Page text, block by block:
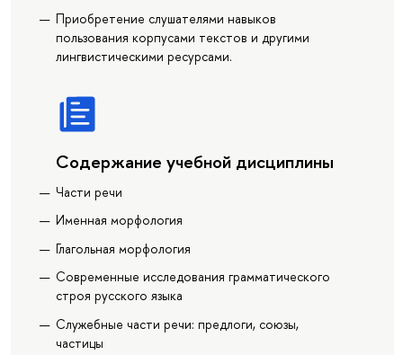
Приобретение слушателями навыков
пользования корпусами текстов и другими
лингвистическими ресурсами.
Содержание учебной дисциплины
Части речи
Именная морфология
Глагольная морфология
Современные исследования грамматического
строя русского языка
Служебные части речи: предлоги, союзы,
частицы